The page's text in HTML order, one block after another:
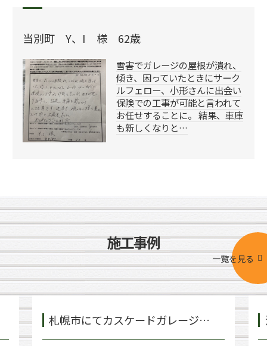
当別町 Y、I 様 62歳
雪害でガレージの屋根が潰れ、
傾き、困っていたときにサーク
ルフェロー、小形さんに出会い
保険での工事が可能と言われて
お任せすることに。 結果、車庫
も新しくなりと…
施工事例
一覧を見る
札幌市にてカスケードガレージ…